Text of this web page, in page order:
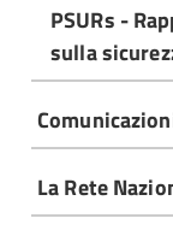
PSURs -
sulla
La Rete